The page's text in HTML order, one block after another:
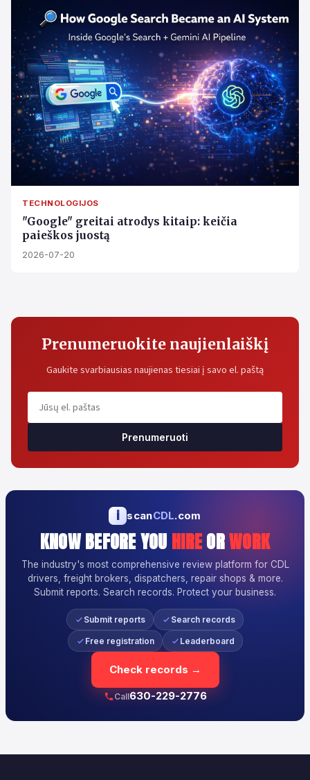
TECHNOLOGIJOS
"Google" greitai atrodys kitaip: keičia
paieškos juostą
2026-07-20
Prenumeruokite naujienlaiškį
Gaukite svarbiausias naujienas tiesiai į savo el. paštą
Prenumeruoti
i scanCDL.com
KNOW BEFORE YOU HIREORWORK
The industry's most comprehensive review platform for CDL
drivers, freight brokers, dispatchers, repair shops & more.
Submit reports. Search records. Protect your business.
Submit reports Search records
Free registration Leaderboard
Check records →
Call630-229-2776